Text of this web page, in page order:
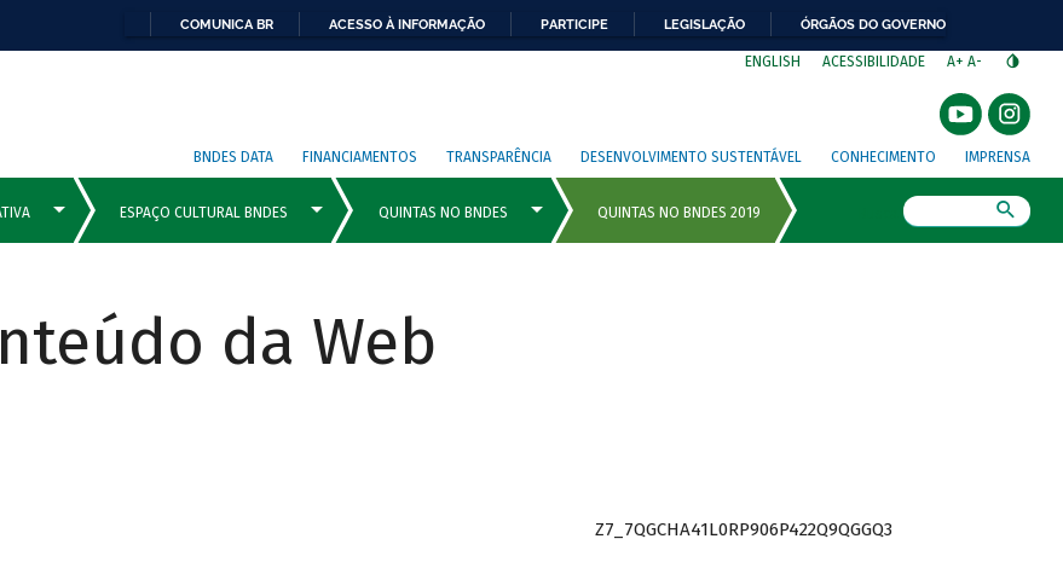
COMUNICA BR ACESSO À INFORMAÇÃO PARTICIPE LEGISLAÇÃO ÓRGÃOS DO GOVERNO
ENGLISH ACESSIBILIDADE A+ A-
BNDES DATA FINANCIAMENTOS TRANSPARÊNCIA DESENVOLVIMENTO SUSTENTÁVEL CONHECIMENTO IMPRENSA
da Web
Z7_7QGCHA41L0RP906P422Q9QGGQ3